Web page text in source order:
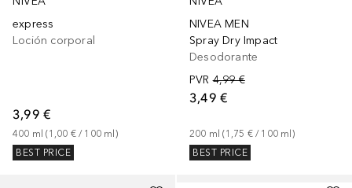
express
Loción corporal
3,99 €
400 ml (1,00 € / 100 ml)
BEST PRICE
NIVEA MEN
Spray Dry Impact
Desodorante
PVR 4,99 €
3,49 €
200 ml (1,75 € / 100 ml )
BEST PRICE